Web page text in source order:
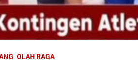
OLAH RAGA